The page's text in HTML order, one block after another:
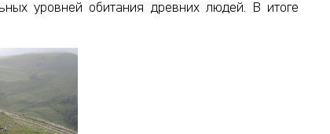
уровней обитания древних людей. В итоге